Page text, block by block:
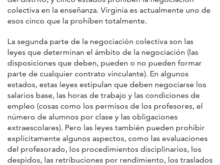
colectiva en la enseñanza. Virginia es actualmente uno de
esos cinco que la prohíben totalmente.
La segunda parte de la negociación colectiva son las
leyes que determinan el ámbito de la negociación (las
disposiciones que deben, pueden o no pueden formar
parte de cualquier contrato vinculante). En algunos
estados, estas leyes estipulan que deben negociarse los
salarios base, las horas de trabajo y las condiciones de
empleo (cosas como los permisos de los profesores, el
número de alumnos por clase y las obligaciones
extraescolares). Pero las leyes también pueden prohibir
explícitamente algunos aspectos, como las evaluaciones
del profesorado, los procedimientos disciplinarios, los
despidos, las retribuciones por rendimiento, los traslados